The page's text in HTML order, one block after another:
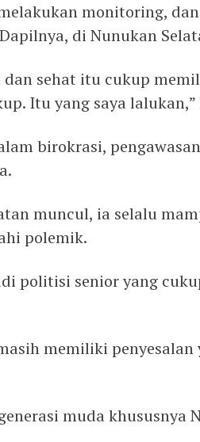
monitoring,
di Nunukan
dan sehat itu cukup
Itu yang saya
birokrasi,
muncul, ia selalu
polemik.
politisi senior yang
memiliki penyesalan
muda khususnya